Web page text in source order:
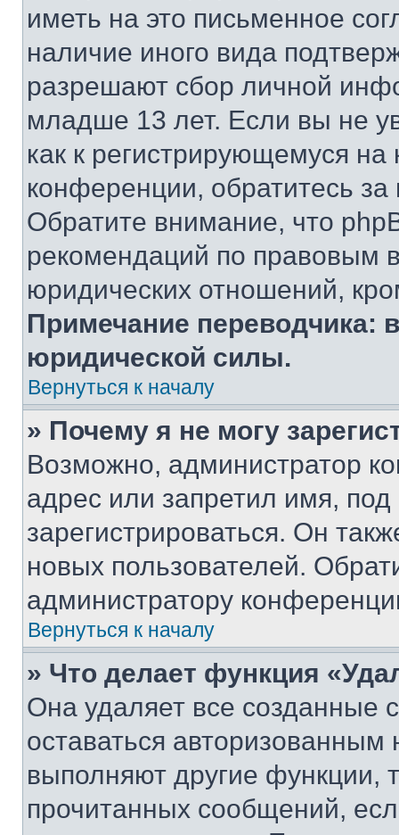
иметь на это письменное
наличие иного вида
разрешают сбор личной
младше 13 лет. Если вы не
как к регистрирующемуся
конференции, обратитесь
Обратите внимание, что
рекомендаций по правовым
юридических отношений,
Примечание переводчика:
юридической силы.
Вернуться к началу
» Почему я не могу
Возможно, администратор
адрес или запретил имя,
зарегистрироваться. Он
новых пользователей.
администратору
Вернуться к началу
» Что делает функция
Она удаляет все созданные
оставаться
выполняют другие функции,
прочитанных сообщений,